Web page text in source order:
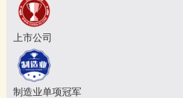
上市公司
制造业单项冠军